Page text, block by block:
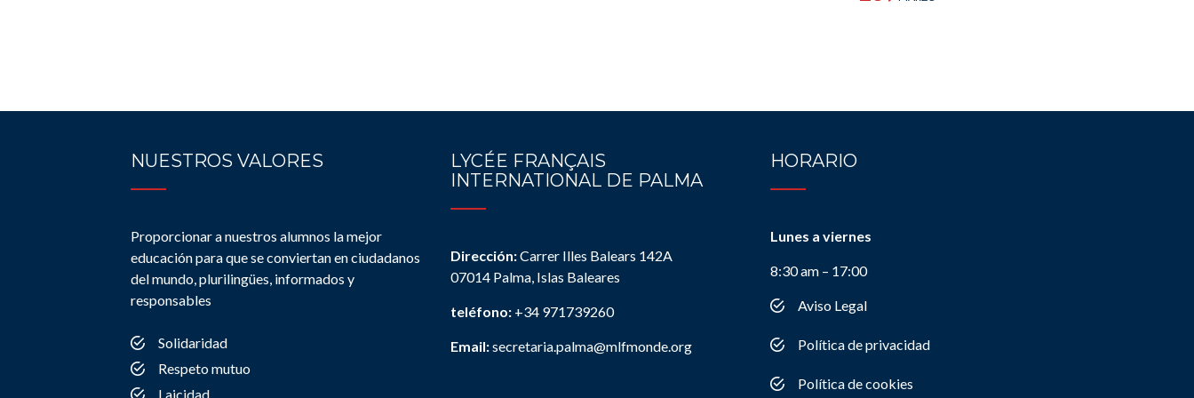
NUESTROS VALORES
Proporcionar a nuestros alumnos la mejor
educación para que se conviertan en ciudadanos
del mundo, plurilingües, informados y
responsables
Solidaridad
Respeto mutuo
Laicidad
LYCÉE FRANÇAIS
INTERNATIONAL DE PALMA
Dirección:Carrer Illes Balears 142A
07014 Palma, Islas Baleares
teléfono: +34 971739260
Email:secretaria.palma@mlfmonde.org
HORARIO
Lunes a viernes
8:30 am – 17:00
Aviso Legal
Política de privacidad
Política de cookies